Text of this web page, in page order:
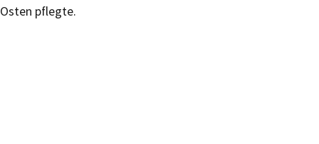
Osten pflegte.